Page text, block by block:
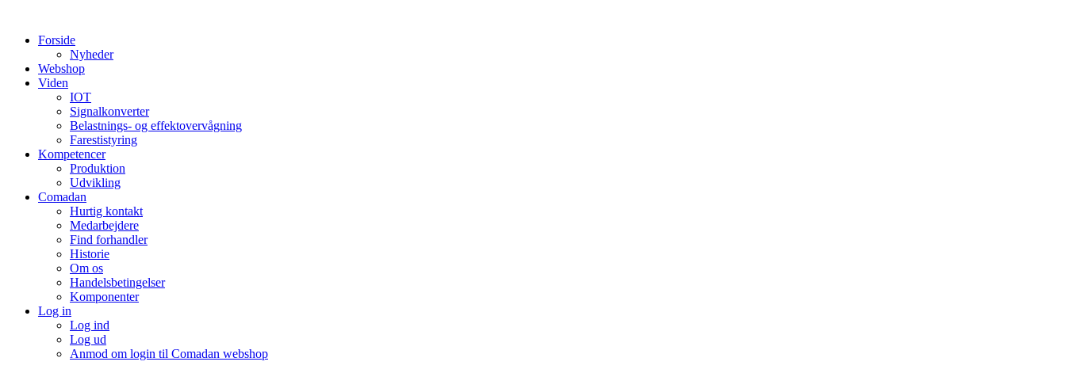
indholdForside
Nyheder
Webshop
Viden
IOT
Signalkonverter
Belastnings- og effektovervågning
Farestistyring
Kompetencer
Produktion
Udvikling
Comadan
Hurtig kontakt
Medarbejdere
Find forhandler
Historie
Om os
Handelsbetingelser
Komponenter
Log in
Log ind
Log ud
Anmod om login til Comadan webshop